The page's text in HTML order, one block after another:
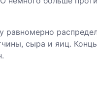
равномерно
сыра и яиц.